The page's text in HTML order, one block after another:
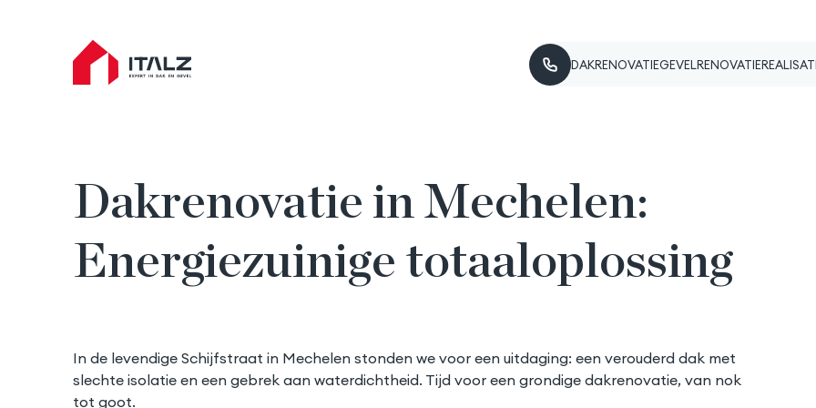
Italz home
DAKRENOVATIE
ASBESTVERWIJDERING
KLEINE DAKWERKEN
PLAT DAK
DAKPANNEN
DAKRAMEN
+1 VERDIEPING
GEVELRENOVATIE
ZINK
HOUT
Dakrenovatie in Mechelen:
Energiezuinige totaaloplossing
In de levendige Schijfstraat in Mechelen stonden we voor een uitdaging: een verouderd dak met
slechte isolatie en een gebrek aan waterdichtheid. Tijd voor een grondige dakrenovatie, van nok
tot goot.